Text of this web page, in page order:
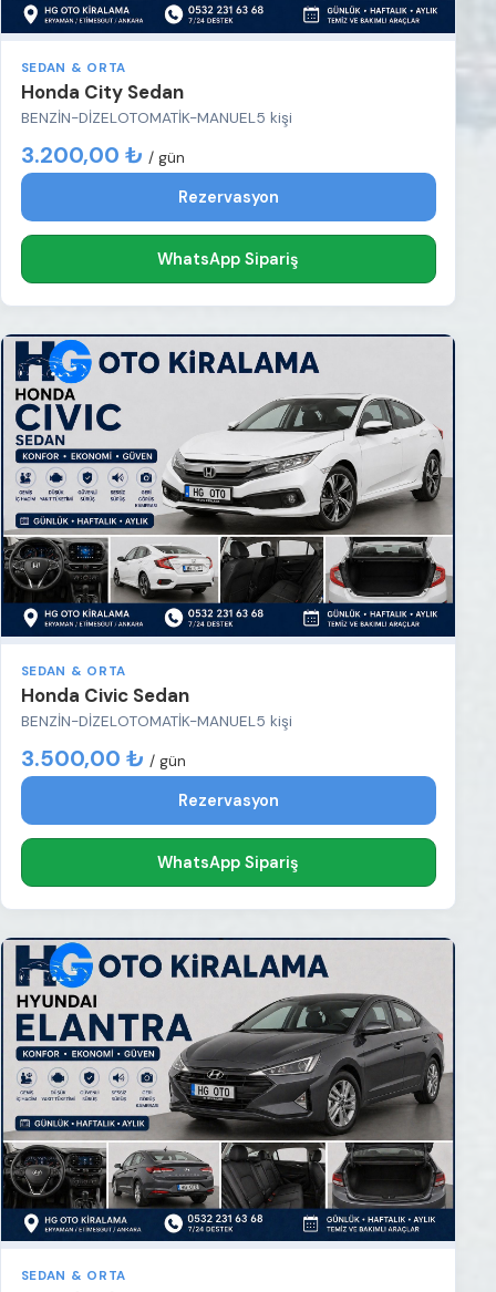
SEDAN & ORTA
Honda City Sedan
BENZİN-DİZELOTOMATİK-MANUEL5 kişi
3.200,00 ₺ / gün
Rezervasyon
WhatsApp Sipariş
SEDAN & ORTA
Honda Civic Sedan
BENZİN-DİZELOTOMATİK-MANUEL5 kişi
3.500,00 ₺ / gün
Rezervasyon
WhatsApp Sipariş
SEDAN & ORTA